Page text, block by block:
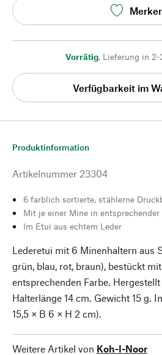
Vorrätig, Lieferung in 2-
Verfügbarkeit im
Produktinformation
Artikelnummer 23304
6 farblich sortierte, stählerne
Mit je einer Mine in entsprechender
Im Etui aus echtem Leder
Lederetui mit 6 Minenhaltern aus
grün, blau, rot, braun), bestückt
entsprechenden Farbe.
Halterlänge 14 cm. Gewicht 15 g.
15,5 × B 6 × H 2 cm).
Weitere Artikel von Koh-I-Noor